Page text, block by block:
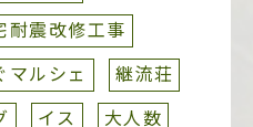
耐震改修工事
マルシェ
継流荘
イス
大人数